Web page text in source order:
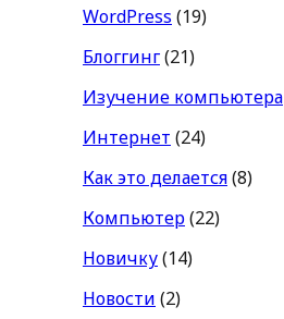
WordPress (19)
Блоггинг(21)
Изучение компьютера
Интернет (24)
Как это делается(8)
Компьютер(22)
Новичку(14)
Новости (2)